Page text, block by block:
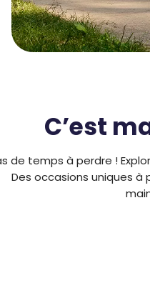
C’est
de temps à perdre !
Des occasions uniques à